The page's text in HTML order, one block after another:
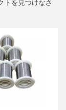
トを見つけなさ